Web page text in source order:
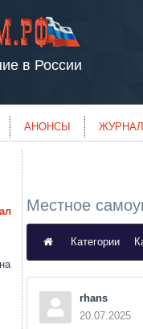
в России
АНОНСЫ ЖУРНАЛ
Местное
Категории
rhans
20.07.2025